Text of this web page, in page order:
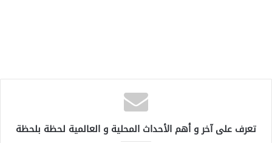
تعرف على آخر و أهم الأحداث المحلية و العالمية لحظة بلحظة